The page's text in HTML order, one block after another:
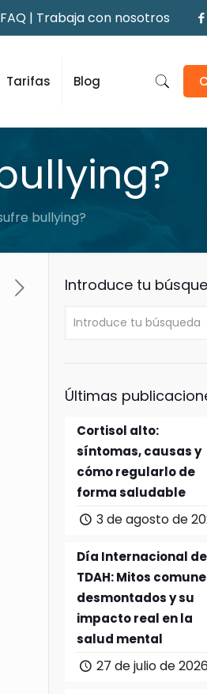
FAQ | Trabaja con nosotros
Tarifas Blog
bullying?
Introduce tu
Últimas
Cortisol alto:
síntomas, causas y
cómo regularlo de
forma saludable
3 de agosto de
Día Internacional
TDAH: Mitos
desmontados y su
impacto real en la
salud mental
27 de julio de 2026